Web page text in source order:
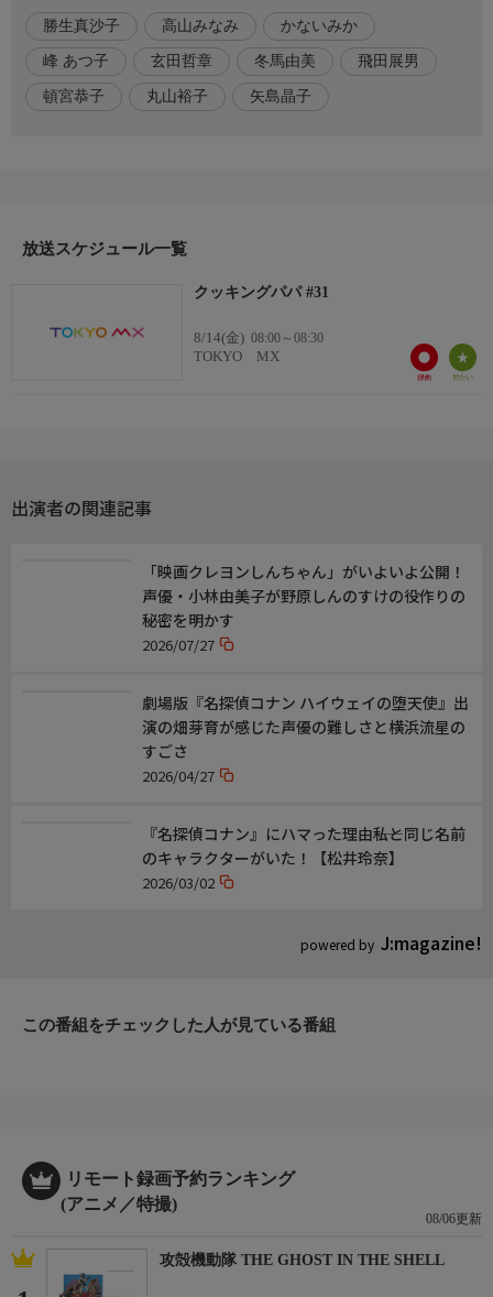
として、父として、そして夫として、それぞれの立場で出会った
出来事や人々に一味の持つプロ顔負けの料理の腕を通して、暖か
な心遣いをみせる姿を描いてゆく。
出演者
【みつぐ】頓宮恭子、丸山裕子
【コックさん】峰 あつ子
勝生真沙子 高山みなみ かないみか
峰 あつ子 玄田哲章 冬馬由美 飛田展男
頓宮恭子 丸山裕子 矢島晶子
放送スケジュール一覧
クッキングパパ #31
8/14(金) 08:00～08:30
TOKYO MX
出演者の関連記事
powered by J:magazine!
「映画クレヨンしんちゃん」がいよいよ公開！
声優・小林由美子が野原しんのすけの役作りの
秘密を明かす
2026/07/27
劇場版『名探偵コナン ハイウェイの堕天使』出
演の畑芽育が感じた声優の難しさと横浜流星の
すごさ
2026/04/27
『名探偵コナン』にハマった理由――私と同じ名前
のキャラクターがいた！【松井玲奈】
2026/03/02
この番組をチェックした人が見ている番組
リモート録画予約ランキング
(アニメ／特撮)
08/06更新
攻殻機動隊 THE GHOST IN THE SHELL